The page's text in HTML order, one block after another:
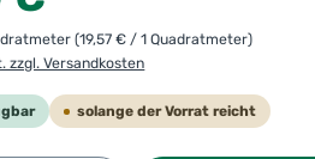
(19,57 € / 1 Quadratmeter)
zzgl. Versandkosten
solange der Vorrat reicht